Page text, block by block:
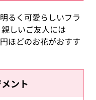
るく可愛らしいフラ
しいご友人には
ほどのお花がおすす
ント